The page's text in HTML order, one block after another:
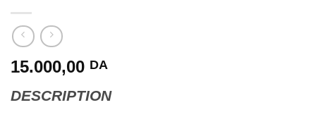
15.000,00 DA
DESCRIPTION